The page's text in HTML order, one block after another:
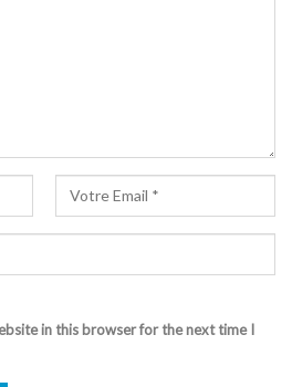
in this browser for the next time I